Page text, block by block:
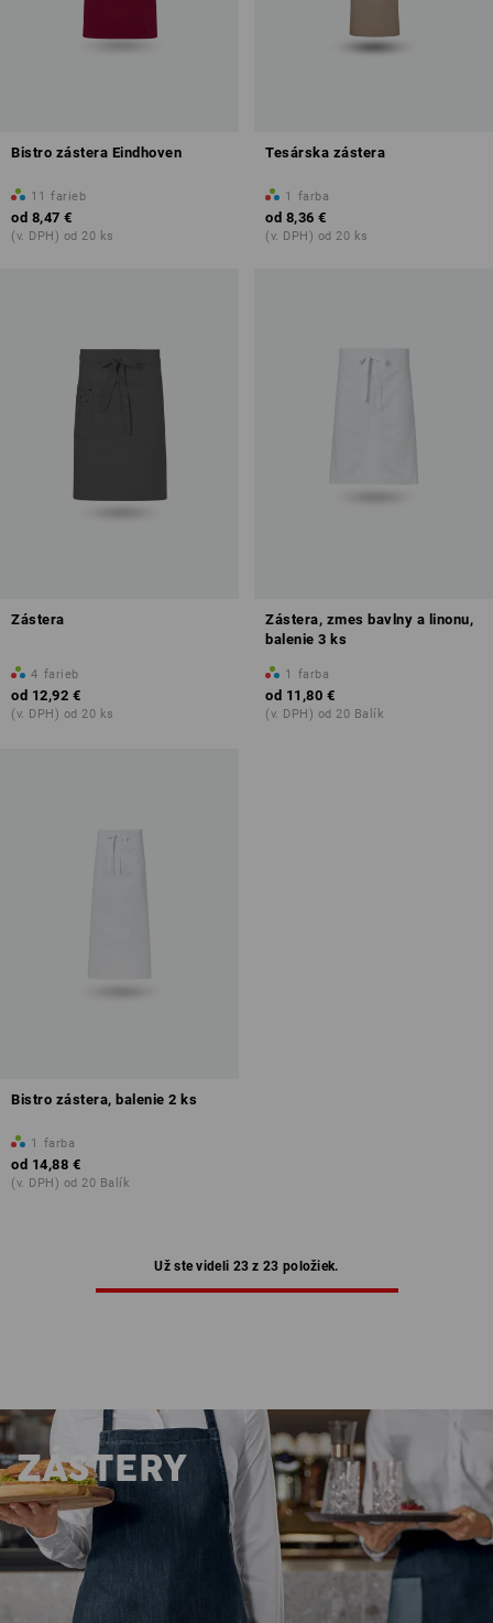
Bistro zástera Eindhoven
11 farieb
od 8,47 €
(v. DPH) od 20 ks
Tesárska zástera
1 farba
od 8,36 €
(v. DPH) od 20 ks
Zástera
4 farieb
od 12,92 €
(v. DPH) od 20 ks
Zástera, zmes bavlny a linonu,
balenie 3 ks
1 farba
od 11,80 €
(v. DPH) od 20 Balík
Bistro zástera, balenie 2 ks
1 farba
od 14,88 €
(v. DPH) od 20 Balík
Už ste videli 23 z 23 položiek.
ZÁSTERY